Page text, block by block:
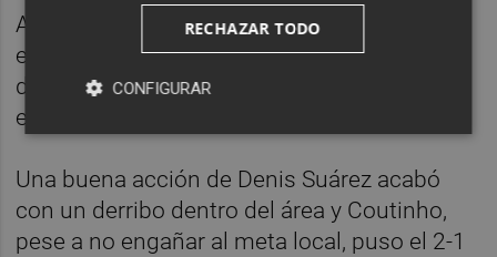
A medida que se acercaba el final del
encuentro, el Barcelona tenía más posesión
de balón, pero el Levante gozaba de
espacios para hacer daño al contragolpe.
Una buena acción de Denis Suárez acabó
con un derribo dentro del área y Coutinho,
pese a no engañar al meta local, puso el 2-1
RECHAZAR TODO
CONFIGURAR